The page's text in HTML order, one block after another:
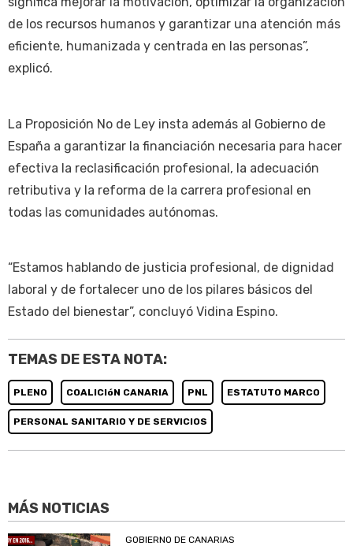
de los recursos humanos y garantizar una atención más
eficiente, humanizada y centrada en las personas”,
explicó.
La Proposición No de Ley insta además al Gobierno de
España a garantizar la financiación necesaria para hacer
efectiva la reclasificación profesional, la adecuación
retributiva y la reforma de la carrera profesional en
todas las comunidades autónomas.
“Estamos hablando de justicia profesional, de dignidad
laboral y de fortalecer uno de los pilares básicos del
Estado del bienestar”, concluyó Vidina Espino.
TEMAS DE ESTA NOTA:
PLENO COALICIóN CANARIA PNL ESTATUTO MARCO
PERSONAL SANITARIO Y DE SERVICIOS
MÁS NOTICIAS
GOBIERNO DE CANARIAS